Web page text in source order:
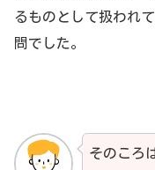
るものとして扱われ
問でした。
そのころ